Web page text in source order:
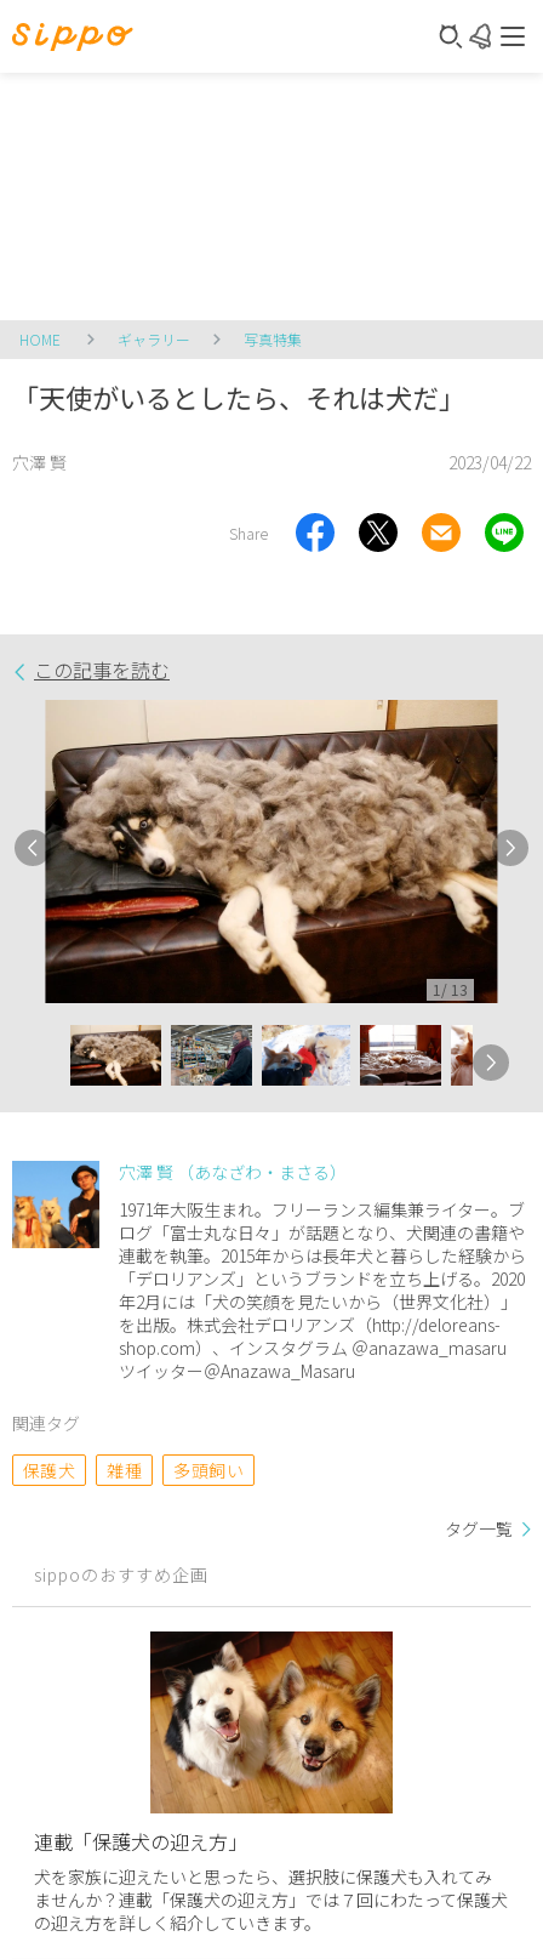
HOME ギャラリー 写真特集
「天使がいるとしたら、それは犬だ」
穴澤 賢 2023/04/22
Share
この記事を読む
1 / 13
穴澤 賢 （あなざわ・まさる）
1971年大阪生まれ。フリーランス編集兼ライター。ブ
ログ「富士丸な日々」が話題となり、犬関連の書籍や
連載を執筆。2015年からは長年犬と暮らした経験から
「デロリアンズ」というブランドを立ち上げる。2020
年2月には「犬の笑顔を見たいから（世界文化社）」
を出版。株式会社デロリアンズ（http://deloreans-
shop.com）、インスタグラム ＠anazawa_masaru
ツイッター＠Anazawa_Masaru
関連タグ
保護犬
雑種 多頭飼い
タグ一覧
sippoのおすすめ企画
連載「保護犬の迎え方」
犬を家族に迎えたいと思ったら、選択肢に保護犬も入れてみ
ませんか？連載「保護犬の迎え方」では７回にわたって保護犬
の迎え方を詳しく紹介していきます。